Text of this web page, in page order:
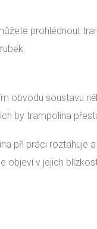
prohlédnout
obvodu soustavu
by trampolína
při práci
objeví v jejich